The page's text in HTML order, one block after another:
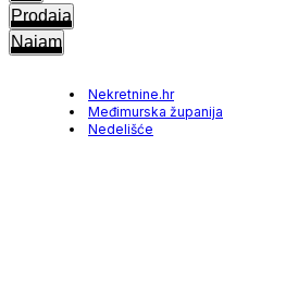
Prodaja
Najam
Nekretnine.hr
Međimurska županija
Nedelišće